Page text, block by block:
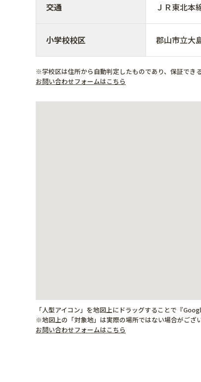
交通 ＪＲ東北本
小学校校区 郡山市立大
※学校区は住所から自動判定したものであり、保証でき
お問い合わせフォームはこちら
「人型アイコン」を地図上にドラッグすることで『
※地図上の「対象地」は実際の場所ではない場合がござ
お問い合わせフォームはこちら